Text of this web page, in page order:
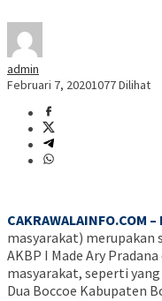
admin
Februari 7, 20201077 Dilihat
CAKRAWALAINFO.COM –
masyarakat) merupakan
AKBP I Made Ary
masyarakat, seperti
Dua Boccoe Kabupaten